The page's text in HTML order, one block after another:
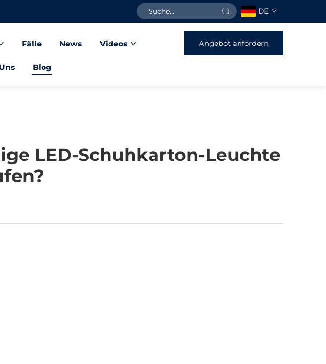
DE
Fälle News Videos
Blog
Angebot anfordern
LED-Schuhkarton-Leuchte